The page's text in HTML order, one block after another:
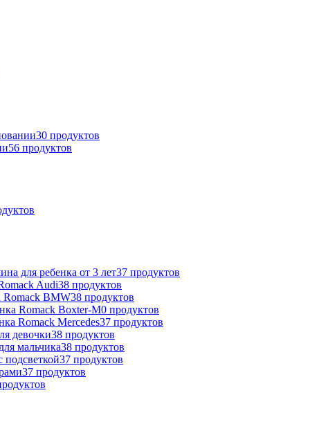
30 продуктов
56 продуктов
для ребенка от 3 лет37 продуктов
Audi38 продуктов
Romack BMW38 продуктов
Romack Boxter-M0 продуктов
Romack Mercedes37 продуктов
девочки38 продуктов
мальчика38 продуктов
37 продуктов
37 продуктов